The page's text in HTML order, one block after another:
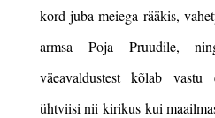
kord juba meiega rääkis,
armsa Poja Pruudile,
väeavaldustest kõlab
ühtviisi nii kirikus kui